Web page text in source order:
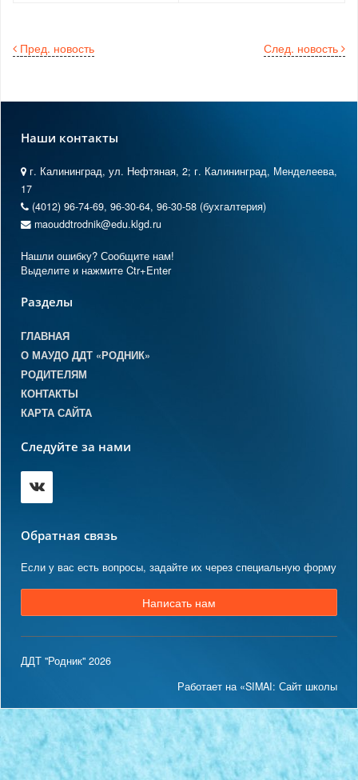
След. новость
Пред. новость
Наши контакты
г. Калининград, ул. Нефтяная, 2; г. Калининград, Менделеева,
17
(4012) 96-74-69, 96-30-64, 96-30-58 (бухгалтерия)
maouddtrodnik@edu.klgd.ru
Нашли ошибку? Сообщите нам!
Выделите и нажмите Ctr+Enter
Разделы
ГЛАВНАЯ
О МАУДО ДДТ «РОДНИК»
РОДИТЕЛЯМ
КОНТАКТЫ
КАРТА САЙТА
Следуйте за нами
Обратная связь
Если у вас есть вопросы, задайте их через специальную форму
Написать нам
ДДТ "Родник" 2026
Работает на «SIMAI: Сайт школы